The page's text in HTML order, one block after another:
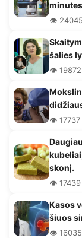
minutes
👁️
šalies
👁️
👁️
skonį.
👁️
Kasos
šiuos
👁️